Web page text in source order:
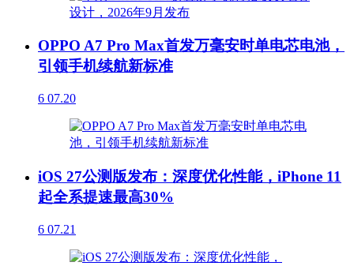
OPPO A7 Pro Max首发万毫安时单电芯电池，
引领手机续航新标准
6 07.20
iOS 27公测版发布：深度优化性能，iPhone 11
起全系提速最高30%
6 07.21